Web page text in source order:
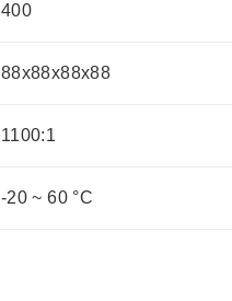
400
88x88x88x88
1100:1
-20 ~ 60 °C